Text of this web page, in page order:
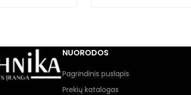
NUORODOS
Pagrindinis puslapis
Prekių katalogas